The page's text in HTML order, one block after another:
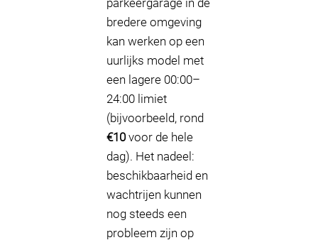
parkeergarage in de
bredere omgeving
kan werken op een
uurlijks model met
een lagere 00:00–
24:00 limiet
(bijvoorbeeld, rond
€10voor de hele
dag). Het nadeel:
beschikbaarheid en
wachtrijen kunnen
nog steeds een
probleem zijn op